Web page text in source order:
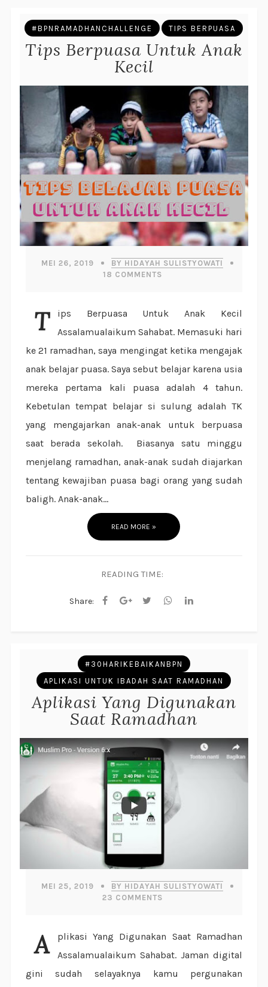
#BPNRAMADHANCHALLENGE TIPS BERPUASA
Tips Berpuasa Untuk Anak
Kecil
MEI 26, 2019
BY HIDAYAH SULISTYOWATI
18 COMMENTS
Tips Berpuasa Untuk Anak Kecil
Assalamualaikum Sahabat. Memasuki hari
ke 21 ramadhan, saya mengingat ketika mengajak
anak belajar puasa. Saya sebut belajar karena usia
mereka pertama kali puasa adalah 4 tahun.
Kebetulan tempat belajar si sulung adalah TK
yang mengajarkan anak-anak untuk berpuasa
saat berada sekolah. Biasanya satu minggu
menjelang ramadhan, anak-anak sudah diajarkan
tentang kewajiban puasa bagi orang yang sudah
baligh. Anak-anak...
READ MORE »
READING TIME:
Share:
#30HARIKEBAIKANBPN
APLIKASI UNTUK IBADAH SAAT RAMADHAN
Aplikasi Yang Digunakan
Saat Ramadhan
MEI 25, 2019
BY HIDAYAH SULISTYOWATI
23 COMMENTS
Aplikasi Yang Digunakan Saat Ramadhan
Assalamualaikum Sahabat. Jaman digital
gini sudah selayaknya kamu pergunakan